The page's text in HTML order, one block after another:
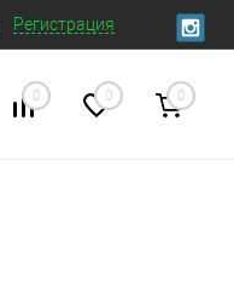
Регистрация
0 0 0